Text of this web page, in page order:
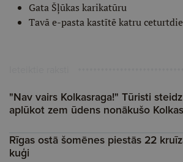
Gata Šļūkas karikatūru
Tavā e-pasta kastītē katru
"Nav vairs Kolkasraga!" Tūristi steidz
aplūkot zem ūdens nonākušo
Rīgas ostā šomēnes piestās 22
kuģi